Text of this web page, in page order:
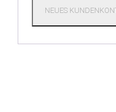
NEUES